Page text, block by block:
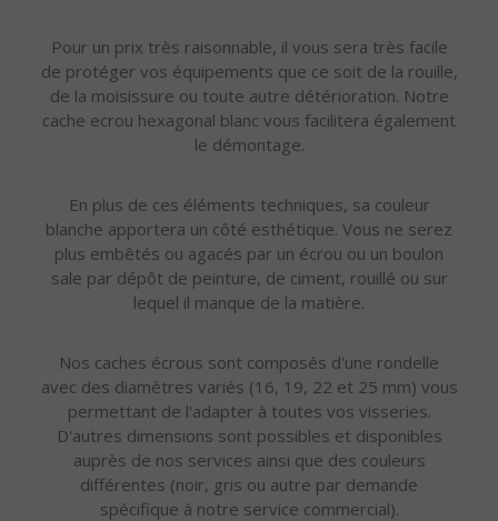
Pour un prix très raisonnable, il vous sera très facile
de protéger vos équipements que ce soit de la rouille,
de la moisissure ou toute autre détérioration. Notre
cache ecrou hexagonal blanc vous facilitera également
le démontage.
En plus de ces éléments techniques, sa couleur
blanche apportera un côté esthétique. Vous ne serez
plus embêtés ou agacés par un écrou ou un boulon
sale par dépôt de peinture, de ciment, rouillé ou sur
lequel il manque de la matière.
Nos caches écrous sont composés d'une rondelle
avec des diamètres variés (16, 19, 22 et 25 mm) vous
permettant de l'adapter à toutes vos visseries.
D'autres dimensions sont possibles et disponibles
auprès de nos services ainsi que des couleurs
différentes (noir, gris ou autre par demande
spécifique à notre service commercial).